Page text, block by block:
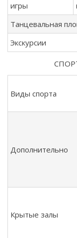
игры
Танцевальная
Экскурсии
Виды спорта
Дополнительно
Крытые залы